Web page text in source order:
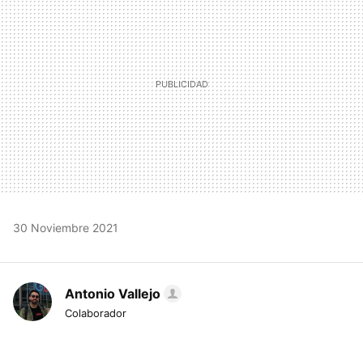
30 Noviembre 2021
Antonio Vallejo
Colaborador